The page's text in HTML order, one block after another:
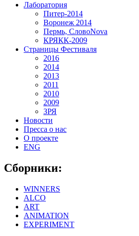
Лаборатория
Питер-2014
Воронеж 2014
Пермь, СловоNova
КРЯКК-2009
Страницы Фестиваля
2016
2014
2013
2011
2010
2009
ЗРЯ
Новости
Пресса о нас
О проекте
ENG
Сборники:
WINNERS
ALCO
ART
ANIMATION
EXPERIMENT